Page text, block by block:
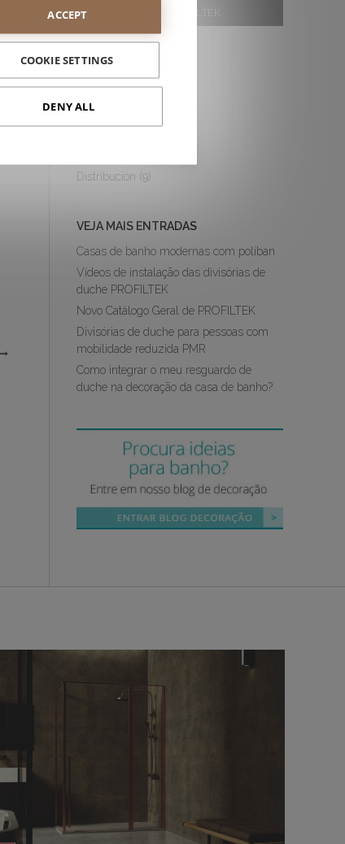
WEB PROFILTEK
ALL POST
Distribução(68)
Contract
Distribución (9)
VEJA MAIS ENTRADAS
Casas de banho modernas com poliban
Vídeos de instalação das divisórias de
duche PROFILTEK
Novo Catálogo Geral de PROFILTEK
Divisórias de duche para pessoas com
mobilidade reduzida PMR
Como integrar o meu resguardo de
duche na decoração da casa de banho?
ACCEPT
COOKIE SETTINGS
DENY ALL